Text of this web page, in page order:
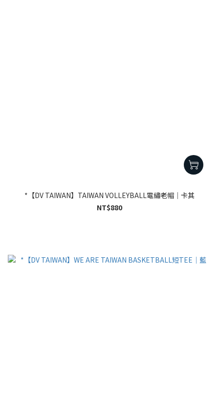
*【DV TAIWAN】TAIWAN VOLLEYBALL電繡老帽｜卡其
NT$880